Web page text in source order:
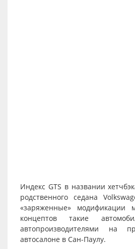
Индекс GTS в названии
родственного седана
«заряженные» модификации
концептов такие
автопроизводителями на
автосалоне в Сан-Паулу.